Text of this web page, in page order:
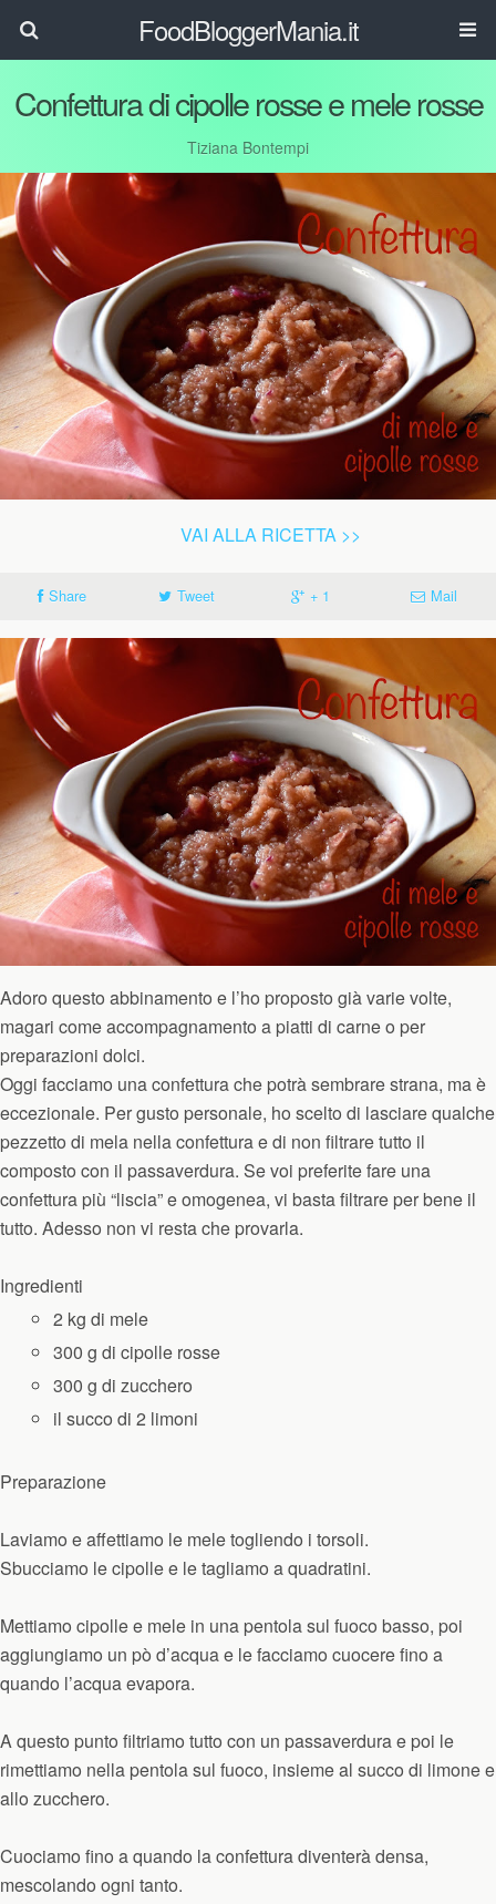
FoodBloggerMania.it
Confettura di cipolle rosse e mele rosse
Tiziana Bontempi
VAI ALLA RICETTA >>
Share Tweet + 1 Mail
Adoro questo abbinamento e l’ho proposto già varie volte,
magari come accompagnamento a piatti di carne o per
preparazioni dolci.
Oggi facciamo una confettura che potrà sembrare strana, ma è
eccezionale. Per gusto personale, ho scelto di lasciare qualche
pezzetto di mela nella confettura e di non filtrare tutto il
composto con il passaverdura. Se voi preferite fare una
confettura più “liscia” e omogenea, vi basta filtrare per bene il
tutto. Adesso non vi resta che provarla.
Ingredienti
2 kg di mele
300 g di cipolle rosse
300 g di zucchero
il succo di 2 limoni
Preparazione
Laviamo e affettiamo le mele togliendo i torsoli.
Sbucciamo le cipolle e le tagliamo a quadratini.
Mettiamo cipolle e mele in una pentola sul fuoco basso, poi
aggiungiamo un pò d’acqua e le facciamo cuocere fino a
quando l’acqua evapora.
A questo punto filtriamo tutto con un passaverdura e poi le
rimettiamo nella pentola sul fuoco, insieme al succo di limone e
allo zucchero.
Cuociamo fino a quando la confettura diventerà densa,
mescolando ogni tanto.